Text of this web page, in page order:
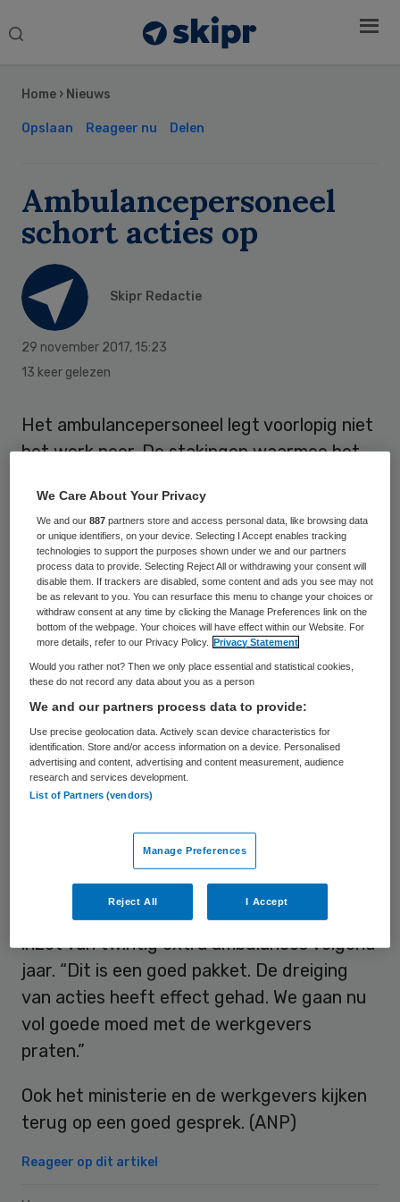
Search
Home › Nieuws
Opslaan Reageer nu Delen
Ambulancepersoneel
schort acties op
Skipr Redactie
29 november 2017, 15:23
13 keer gelezen
Het ambulancepersoneel legt voorlopig niet
het werk neer. De stakingen waarmee het
half januari van de baan. De bonden spraken
woensdag met minister Bruno Bruins
(Medische Zorg) en de werkgevers en
denken er nu met die laatsten uit te kunnen
komen.
De bonden willen betere
arbeidsvoorwaarden en de inzet van extra
collega’s afdwingen. Ze dreigden begin
deze maand een paar uur lang alleen uit te
rijden voor spoedgevallen. Die actie ging
niet door omdat Bruins alle partijen
zegt blij te zijn met het geld dat de
minister eerder beloofde uit te trekken voor
het opleiden van extra personeel en de
inzet van twintig extra ambulances volgend
jaar. “Dit is een goed pakket. De dreiging
van acties heeft effect gehad. We gaan nu
vol goede moed met de werkgevers
praten.”
Ook het ministerie en de werkgevers kijken
terug op een goed gesprek. (ANP)
Reageer op dit artikel
Sidebar
We Care About Your Privacy
We and our887 partners store and access personal data, like browsing data
or unique identifiers, on your device. Selecting I Accept enables tracking
technologies to support the purposes shown under we and our partners
process data to provide. Selecting Reject All or withdrawing your consent will
disable them. If trackers are disabled, some content and ads you see may not
be as relevant to you. You can resurface this menu to change your choices or
withdraw consent at any time by clicking the Manage Preferences link on the
bottom of the webpage. Your choices will have effect within our Website. For
more details, refer to our Privacy Policy.
Privacy Statement
Would you rather not? Then we only place essential and statistical cookies,
these do not record any data about you as a person
We and our partners process data to provide:
Use precise geolocation data. Actively scan device characteristics for
identification. Store and/or access information on a device. Personalised
advertising and content, advertising and content measurement, audience
research and services development.
List of Partners (vendors)
Manage Preferences
Reject All I Accept